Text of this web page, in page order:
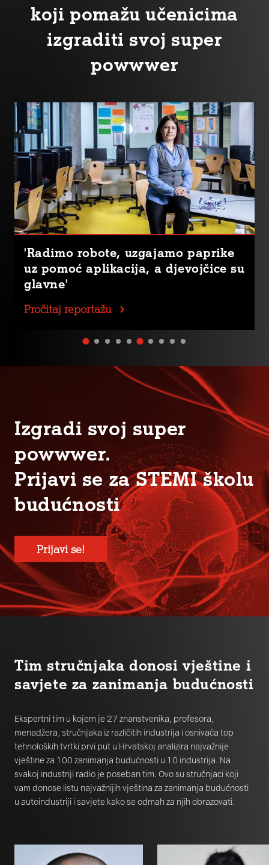
koji pomažu učenicima
izgraditi svoj super
powwwer
'Radimo robote, uzgajamo paprike
uz pomoć aplikacija, a djevojčice su
glavne'
Pročitaj reportažu
Izgradi svoj super
powwwer.
Prijavi se za STEMI školu
budućnosti
Prijavi se!
Tim stručnjaka donosi vještine i
savjete za zanimanja budućnosti
Ekspertni tim u kojem je 27 znanstvenika, profesora,
menadžera, stručnjaka iz različitih industrija i osnivača top
tehnoloških tvrtki prvi put u Hrvatskoj analizira najvažnije
vještine za 100 zanimanja budućnosti u 10 industrija. Na
svakoj industriji radio je poseban tim. Ovo su stručnjaci koji
vam donose listu najvažnijih vještina za zanimanja budućnosti
u autoindustriji i savjete kako se odmah za njih obrazovati.